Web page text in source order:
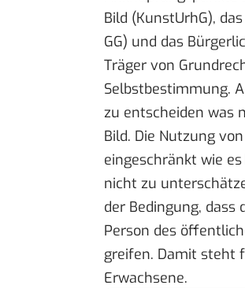
Bild (KunstUrhG),
GG) und das
Träger von
Selbstbestimmung.
zu entscheiden was
Bild. Die Nutzung
eingeschränkt wie
nicht zu
der Bedingung,
Person des
greifen. Damit steht
Erwachsene.